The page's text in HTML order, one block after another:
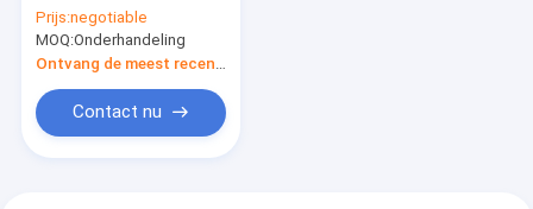
Poeder 50g van de
diarreebehandeling
Prijs:negotiable
MOQ:Onderhandeling
Contact nu